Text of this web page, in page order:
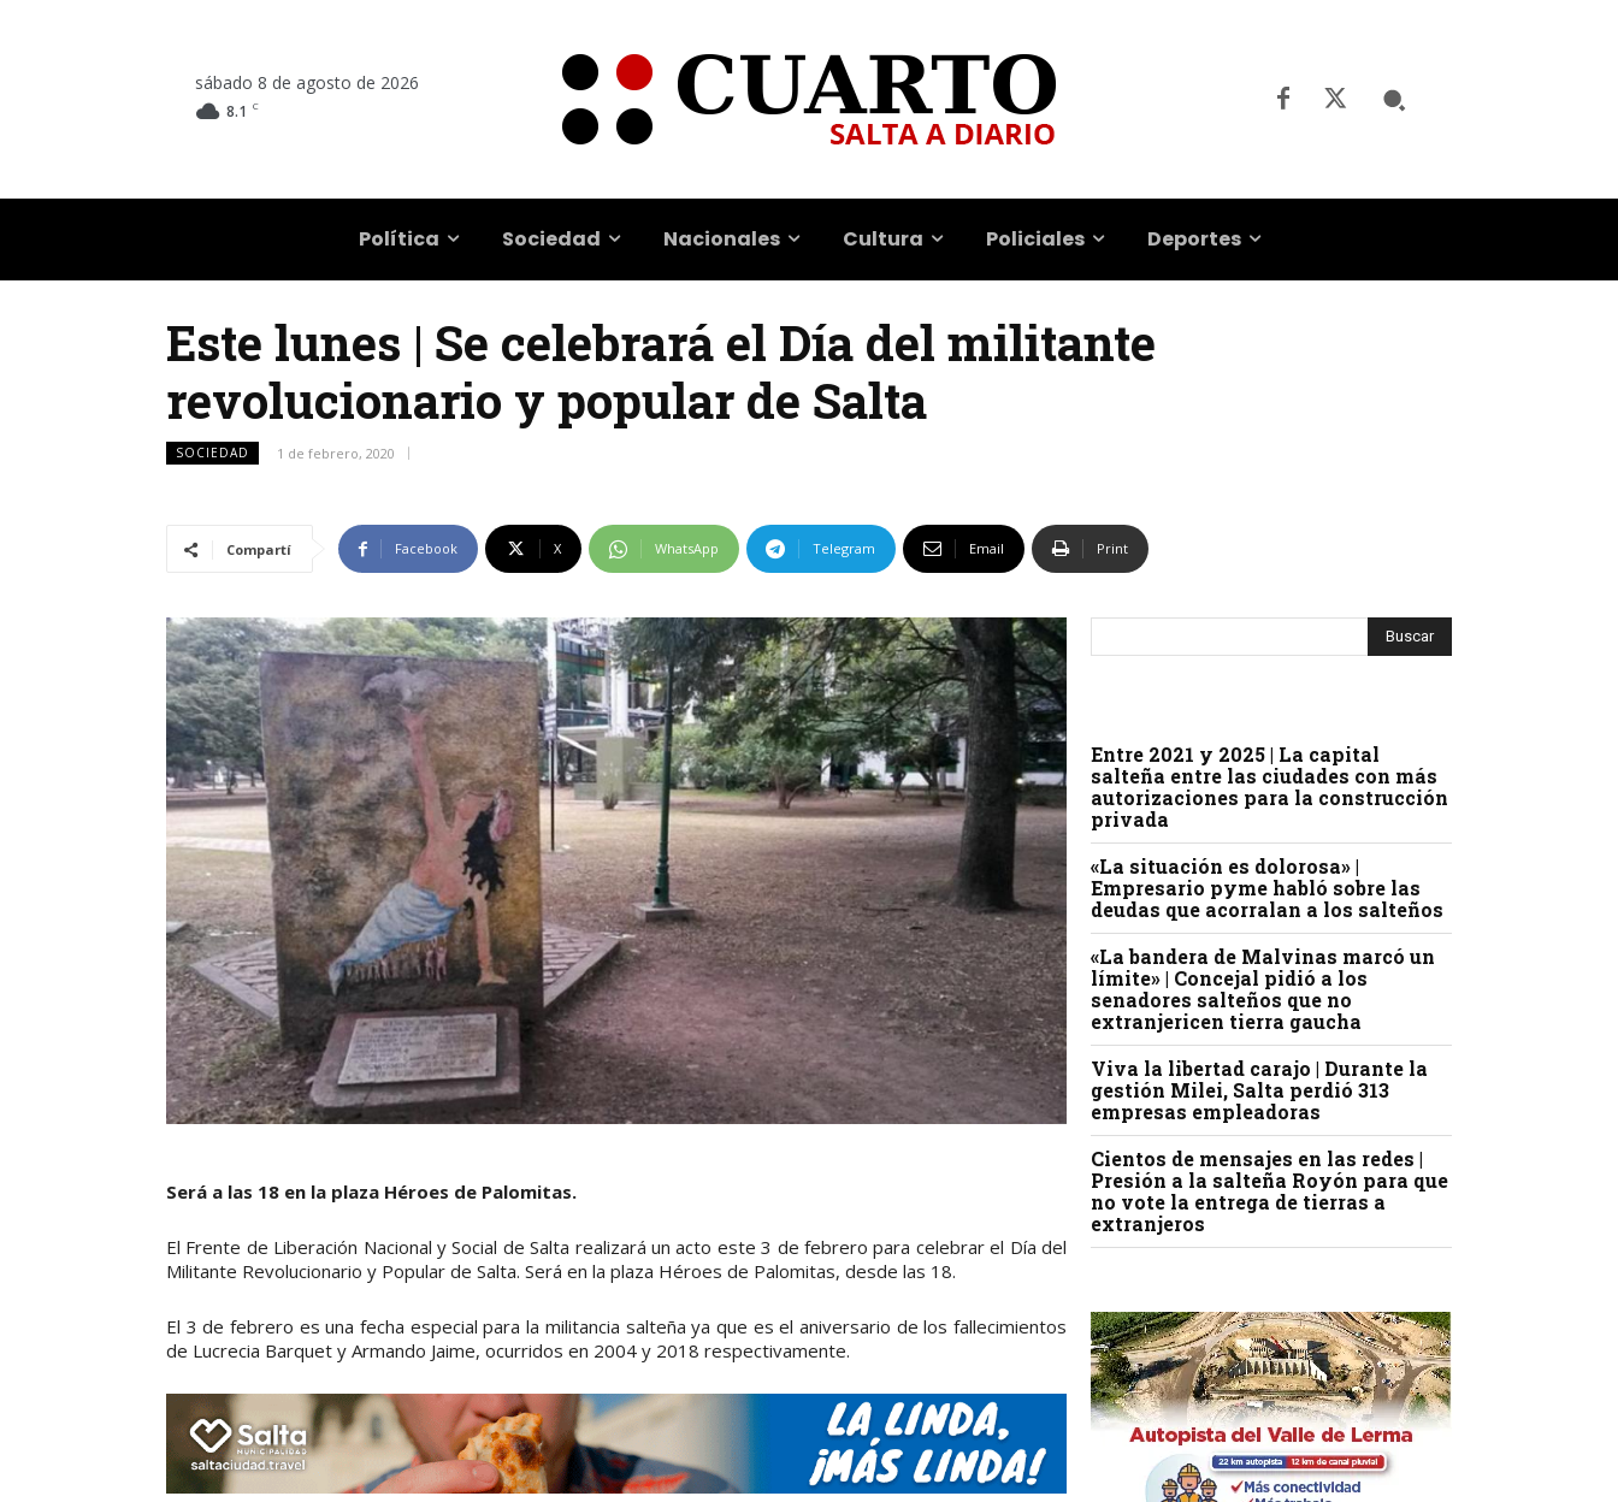
sábado 8 de agosto de 2026
8.1 C
Política Sociedad Nacionales Cultura Policiales Deportes
Este lunes | Se celebrará el Día del militante
revolucionario y popular de Salta
SOCIEDAD 1 de febrero, 2020
Compartí Facebook X WhatsApp Telegram Email Print
Será a las 18 en la plaza Héroes de Palomitas.
El Frente de Liberación Nacional y Social de Salta realizará un acto este 3 de febrero para celebrar el Día del
Militante Revolucionario y Popular de Salta. Será en la plaza Héroes de Palomitas, desde las 18.
El 3 de febrero es una fecha especial para la militancia salteña ya que es el aniversario de los fallecimientos
de Lucrecia Barquet y Armando Jaime, ocurridos en 2004 y 2018 respectivamente.
Entre 2021 y 2025 | La capital
salteña entre las ciudades con más
autorizaciones para la construcción
privada
«La situación es dolorosa» |
Empresario pyme habló sobre las
deudas que acorralan a los salteños
«La bandera de Malvinas marcó un
límite» | Concejal pidió a los
senadores salteños que no
extranjericen tierra gaucha
Viva la libertad carajo | Durante la
gestión Milei, Salta perdió 313
empresas empleadoras
Cientos de mensajes en las redes |
Presión a la salteña Royón para que
no vote la entrega de tierras a
extranjeros